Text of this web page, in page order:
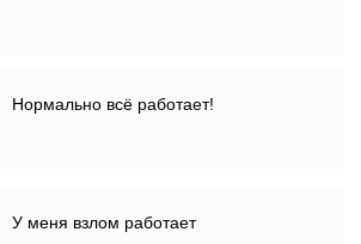
Нормально всё работает!
У меня взлом работает